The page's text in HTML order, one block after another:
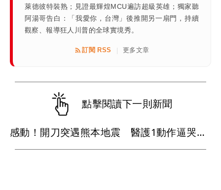
萊德彼特裝熟；見證最輝煌MCU遍訪超級英雄；獨家聽
阿湯哥告白：「我愛你，台灣」後推開另一扇門，持續
觀察、報導狂人川普的全球實境秀。
訂閱 RSS 更多文章
點擊閱讀下一則新聞
感動！開刀突遇熊本地震 醫護1動作逼哭千萬網友